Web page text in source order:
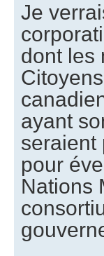
Je
dont les
ayant
seraient
pour
Nations